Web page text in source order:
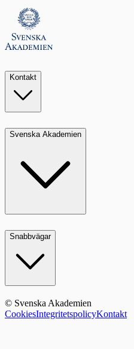
Kontakt
Svenska Akademien
Snabbvägar
© Svenska Akademien
CookiesIntegritetspolicyKontakt